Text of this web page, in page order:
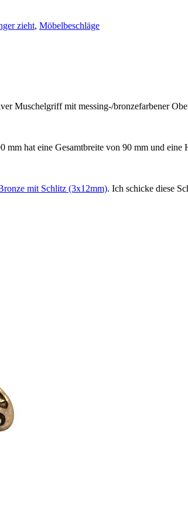
zieht, Möbelbeschläge
Muschelgriff mit messing-/bronzefarbener
hat eine Gesamtbreite von 90 mm und
mit Schlitz (3x12mm). Ich schicke diese